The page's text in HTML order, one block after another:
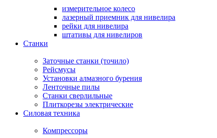
измерительное колесо
лазерный приемник для нивелира
рейки для нивелира
штативы для нивелиров
Станки
Заточные станки (точило)
Рейсмусы
Установки алмазного бурения
Ленточные пилы
Станки сверлильные
Плиткорезы электрические
Силовая техника
Компрессоры